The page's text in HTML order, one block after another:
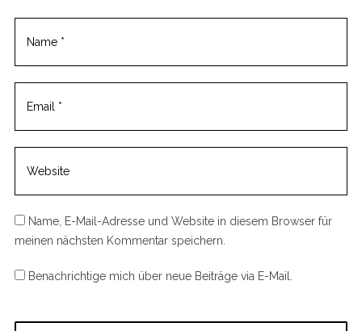
Name, E-Mail-Adresse und Website in diesem Browser für
meinen nächsten Kommentar speichern.
Benachrichtige mich über neue Beiträge via E-Mail.